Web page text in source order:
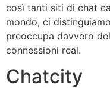
così tanti siti di chat
mondo, ci
preoccupa davvero
connessioni real.
Chatcity